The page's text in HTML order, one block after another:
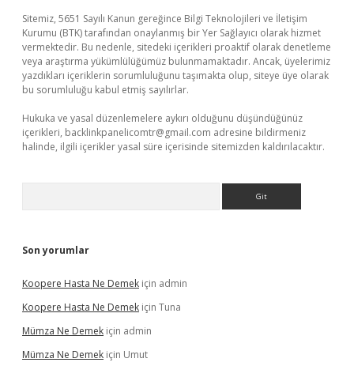
Sitemiz, 5651 Sayılı Kanun gereğince Bilgi Teknolojileri ve İletişim
Kurumu (BTK) tarafından onaylanmış bir Yer Sağlayıcı olarak hizmet
vermektedir. Bu nedenle, sitedeki içerikleri proaktif olarak denetleme
veya araştırma yükümlülüğümüz bulunmamaktadır. Ancak, üyelerimiz
yazdıkları içeriklerin sorumluluğunu taşımakta olup, siteye üye olarak
bu sorumluluğu kabul etmiş sayılırlar.
Hukuka ve yasal düzenlemelere aykırı olduğunu düşündüğünüz
içerikleri, backlinkpanelicomtr@gmail.com adresine bildirmeniz
halinde, ilgili içerikler yasal süre içerisinde sitemizden kaldırılacaktır.
Son yorumlar
Koopere Hasta Ne Demek için admin
Koopere Hasta Ne Demek için Tuna
Mümza Ne Demek için admin
Mümza Ne Demek için Umut